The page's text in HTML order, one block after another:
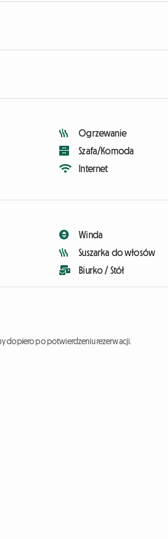
Ogrzewanie
Szafa/Komoda
Internet
Winda
Suszarka do włosów
Biurko / Stół
dopiero po potwierdzeniu rezerwacji.